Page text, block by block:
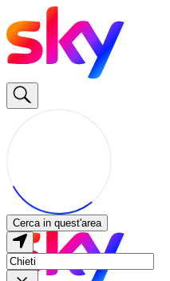
Cerca in quest'area